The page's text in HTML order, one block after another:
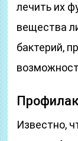
лечить их
вещества
бактерий,
Известно,